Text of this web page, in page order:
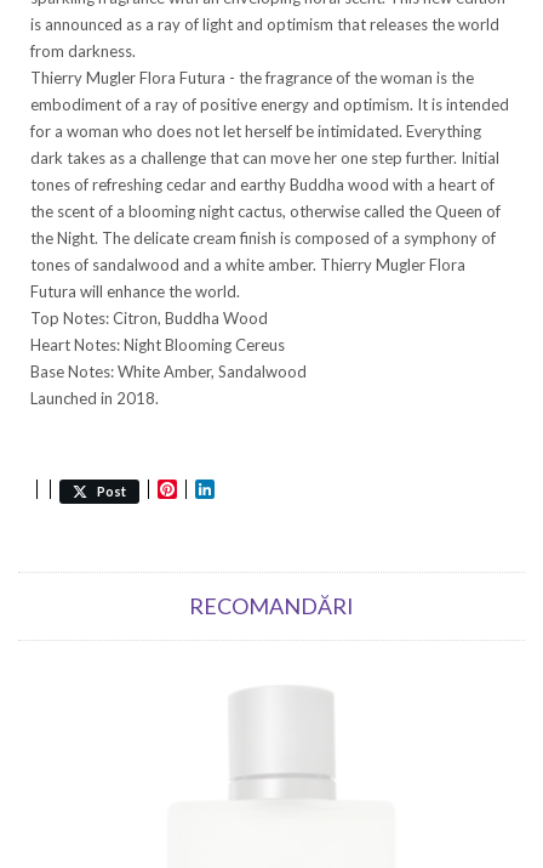
is announced as a ray of light and optimism that releases the world
from darkness.
Thierry Mugler Flora Futura - the fragrance of the woman is the
embodiment of a ray of positive energy and optimism. It is intended
for a woman who does not let herself be intimidated. Everything
dark takes as a challenge that can move her one step further. Initial
tones of refreshing cedar and earthy Buddha wood with a heart of
the scent of a blooming night cactus, otherwise called the Queen of
the Night. The delicate cream finish is composed of a symphony of
tones of sandalwood and a white amber. Thierry Mugler Flora
Futura will enhance the world.
Top Notes: Citron, Buddha Wood
Heart Notes: Night Blooming Cereus
Base Notes: White Amber, Sandalwood
Launched in 2018.
Post Pinterest
RECOMANDĂRI